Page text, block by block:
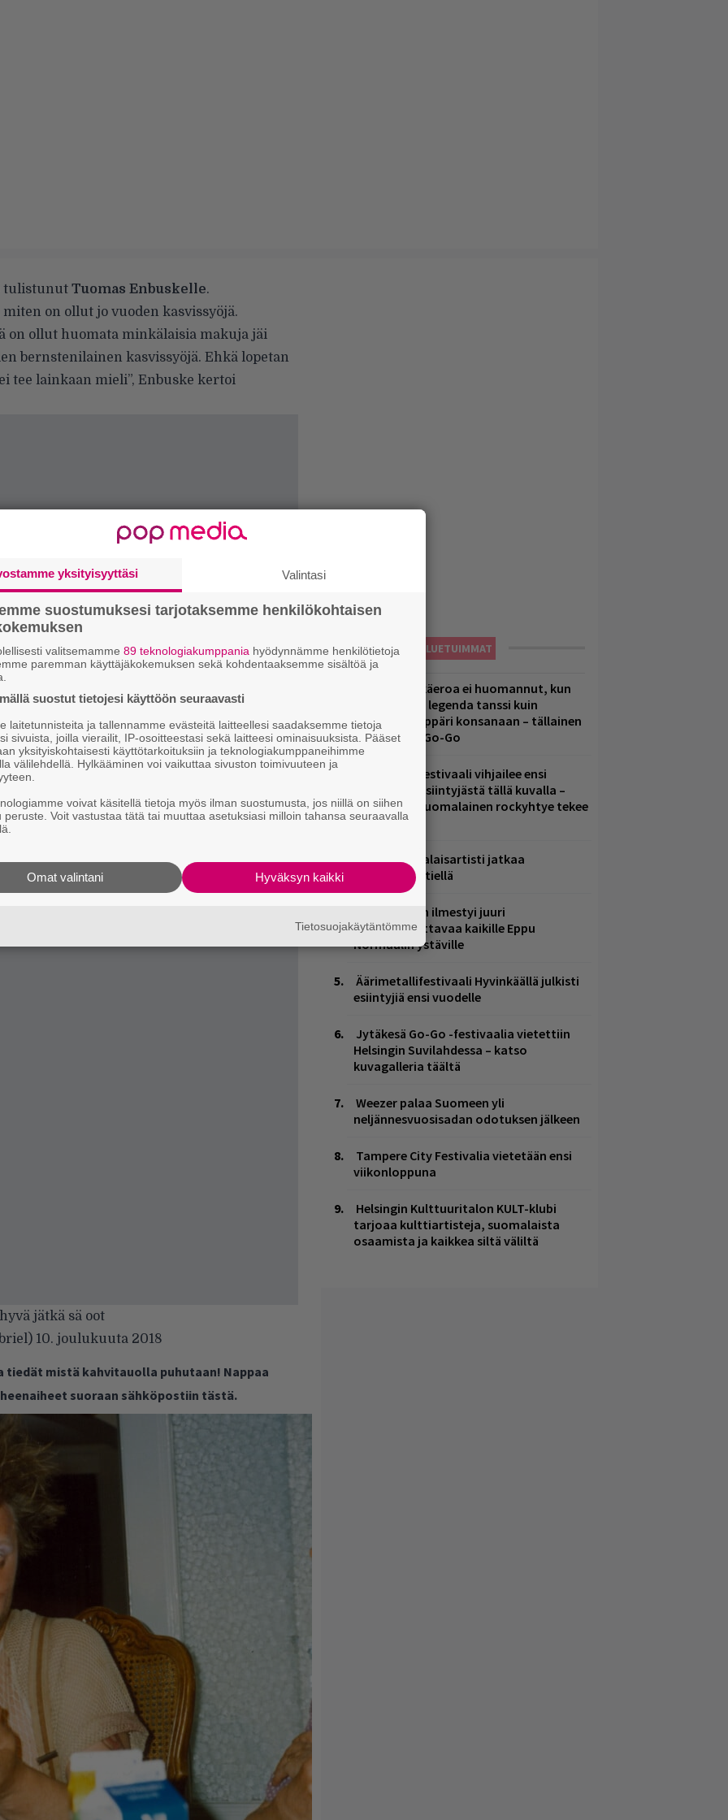
tulistunut Tuomas Enbuskelle.
on ollut jo vuoden kasvissyöjä.
on ollut huomata minkälaisia makuja jäi
bernstenilainen kasvissyöjä. Ehkä lopetan
tee lainkaan mieli”, Enbuske kertoi
Gabrielia todella pahasti vastakarvaan.
vastaan taistelu, sillä MG paljasti Vain
luonnosta.
kyllähän tässä on taas hienot asetelmat
on kohdannut keväällä, kun räppäri
-ohjelman vieraana.
jätkä sä oot”, Gabriel äksyili Enbuskelle.
jätkä sä oot
10. joulukuuta 2018
tiedät mistä kahvitauolla puhutaan! Nappaa
suoraan sähköpostiin tästä.
LUETUIMMAT
41 vuoden ikäeroa ei huomannut, kun
suomirockin legenda tanssi kuin
elohopea-räppäri konsanaan – tällainen
oli Jytäkesä Go-Go
Helsinkiläisfestivaali vihjailee ensi
vuoden pääesiintyjästä tällä kuvalla –
rakastettu suomalainen rockyhtye tekee
paluun?
Tämä suomalaisartisti jatkaa
ennätyksien tiellä
Yle Areenaan ilmestyi juuri
pakkokatsottavaa kaikille Eppu
Normaalin ystäville
Äärimetallifestivaali Hyvinkäällä julkisti
esiintyjiä ensi vuodelle
Jytäkesä Go-Go -festivaalia vietettiin
Helsingin Suvilahdessa – katso
kuvagalleria täältä
Weezer palaa Suomeen yli
neljännesvuosisadan odotuksen jälkeen
Tampere City Festivalia vietetään ensi
viikonloppuna
Helsingin Kulttuuritalon KULT-klubi
tarjoaa kulttiartisteja, suomalaista
osaamista ja kaikkea siltä väliltä
yksityisyyttäsi Valintasi
suostumuksesi tarjotaksemme henkilökohtaisen
valitsemamme 89 teknologiakumppania hyödynnämme henkilötietoja
paremman käyttäjäkokemuksen sekä kohdentaaksemme sisältöä ja
suostut tietojesi käyttöön seuraavasti
laitetunnisteita ja tallennamme evästeitä laitteellesi saadaksemme tietoja
sivuista, joilla vierailit, IP-osoitteestasi sekä laitteesi ominaisuuksista. Pääset
yksityiskohtaisesti käyttötarkoituksiin ja teknologiakumppaneihimme
välilehdellä. Hylkääminen voi vaikuttaa sivuston toimivuuteen ja
voivat käsitellä tietoja myös ilman suostumusta, jos niillä on siihen
peruste. Voit vastustaa tätä tai muuttaa asetuksiasi milloin tahansa seuraavalla
Hyväksyn kaikki
Omat valintani
Tietosuojakäytäntömme